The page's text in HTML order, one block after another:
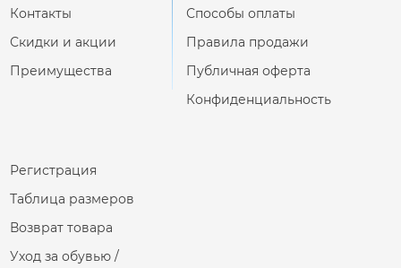
Контакты
Скидки и акции
Преимущества
Способы оплаты
Правила продажи
Публичная оферта
Конфиденциальность
Регистрация
Таблица размеров
Возврат товара
Уход за обувью /